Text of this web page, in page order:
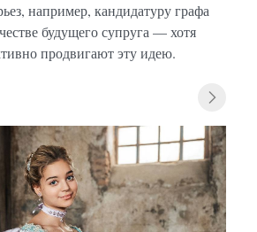
например, кандидатуру графа
будущего супруга — хотя
продвигают эту идею.